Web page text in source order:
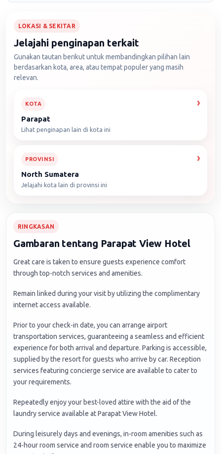
LOKASI & SEKITAR
Jelajahi penginapan terkait
Gunakan tautan berikut untuk membandingkan pilihan lain
berdasarkan kota, area, atau tempat populer yang masih
relevan.
KOTA
Parapat
Lihat penginapan lain di kota ini
PROVINSI
North Sumatera
Jelajahi kota lain di provinsi ini
RINGKASAN
Gambaran tentang Parapat View Hotel
Great care is taken to ensure guests experience comfort
through top-notch services and amenities.
Remain linked during your visit by utilizing the complimentary
internet access available.
Prior to your check-in date, you can arrange airport
transportation services, guaranteeing a seamless and efficient
experience for both arrival and departure. Parking is accessible,
supplied by the resort for guests who arrive by car. Reception
services featuring concierge service are available to cater to
your requirements.
Repeatedly enjoy your best-loved attire with the aid of the
laundry service available at Parapat View Hotel.
During leisurely days and evenings, in-room amenities such as
24-hour room service and room service enable you to maximize